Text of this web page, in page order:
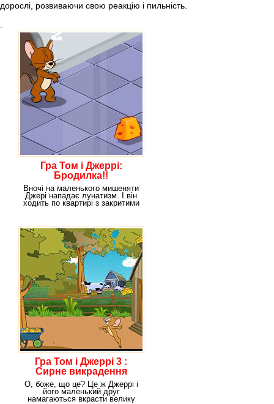
дорослі, розвиваючи свою реакцію і пильність.
Гра Том і Джеррі:
Бродилка!!
Вночі на маленького мишеняти
Джері нападає лунатизм. І він
ходить по квартирі з закритими
Гра Том і Джеррі 3 :
Сирне викрадення
О, боже, що це? Це ж Джеррі і
його маленький друг
намагаються вкрасти велику